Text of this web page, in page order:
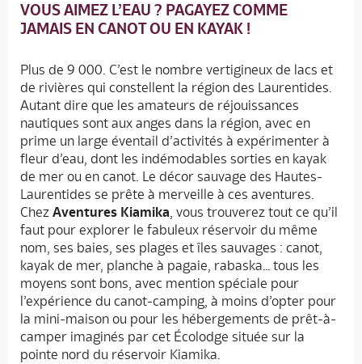
VOUS AIMEZ L’EAU ? PAGAYEZ COMME
JAMAIS EN CANOT OU EN KAYAK !
Plus de 9 000. C’est le nombre vertigineux de lacs et
de rivières qui constellent la région des Laurentides.
Autant dire que les amateurs de réjouissances
nautiques sont aux anges dans la région, avec en
prime un large éventail d’activités à expérimenter à
fleur d’eau, dont les indémodables sorties en kayak
de mer ou en canot. Le décor sauvage des Hautes-
Laurentides se prête à merveille à ces aventures.
Chez Aventures Kiamika, vous trouverez tout ce qu’il
faut pour explorer le fabuleux réservoir du même
nom, ses baies, ses plages et îles sauvages : canot,
kayak de mer, planche à pagaie, rabaska… tous les
moyens sont bons, avec mention spéciale pour
l’expérience du canot-camping, à moins d’opter pour
la mini-maison ou pour les hébergements de prêt-à-
camper imaginés par cet Écolodge située sur la
pointe nord du réservoir Kiamika.